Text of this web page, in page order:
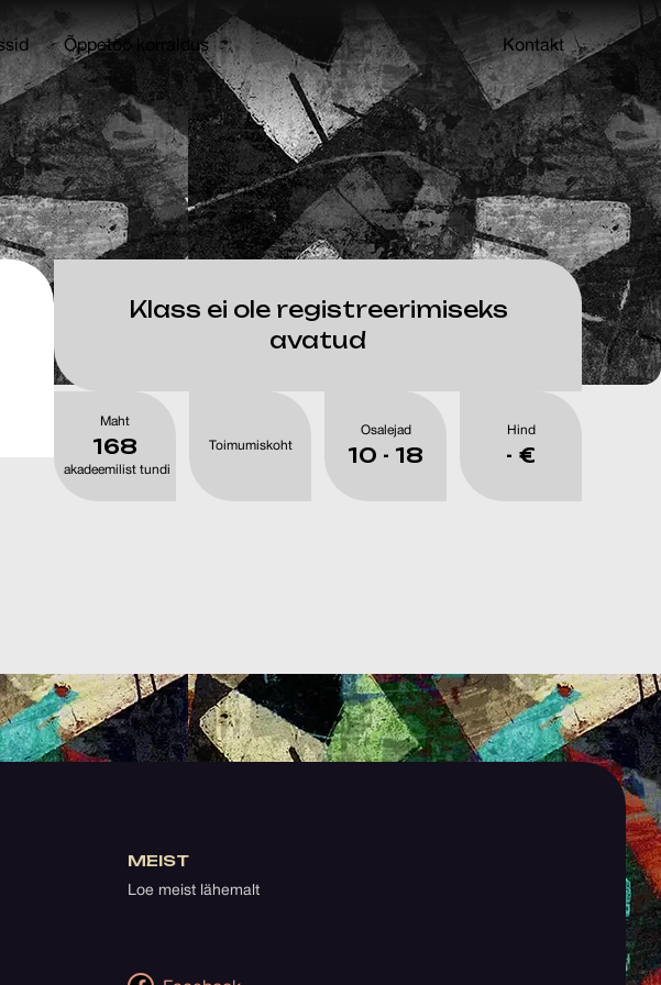
Õppetöö korraldus Kontakt
Klass ei ole registreerimiseks
avatud
Maht
168
akadeemilist tundi
Toimumiskoht
Osalejad
10 - 18
Hind
- €
MEIST
Loe meist lähemalt